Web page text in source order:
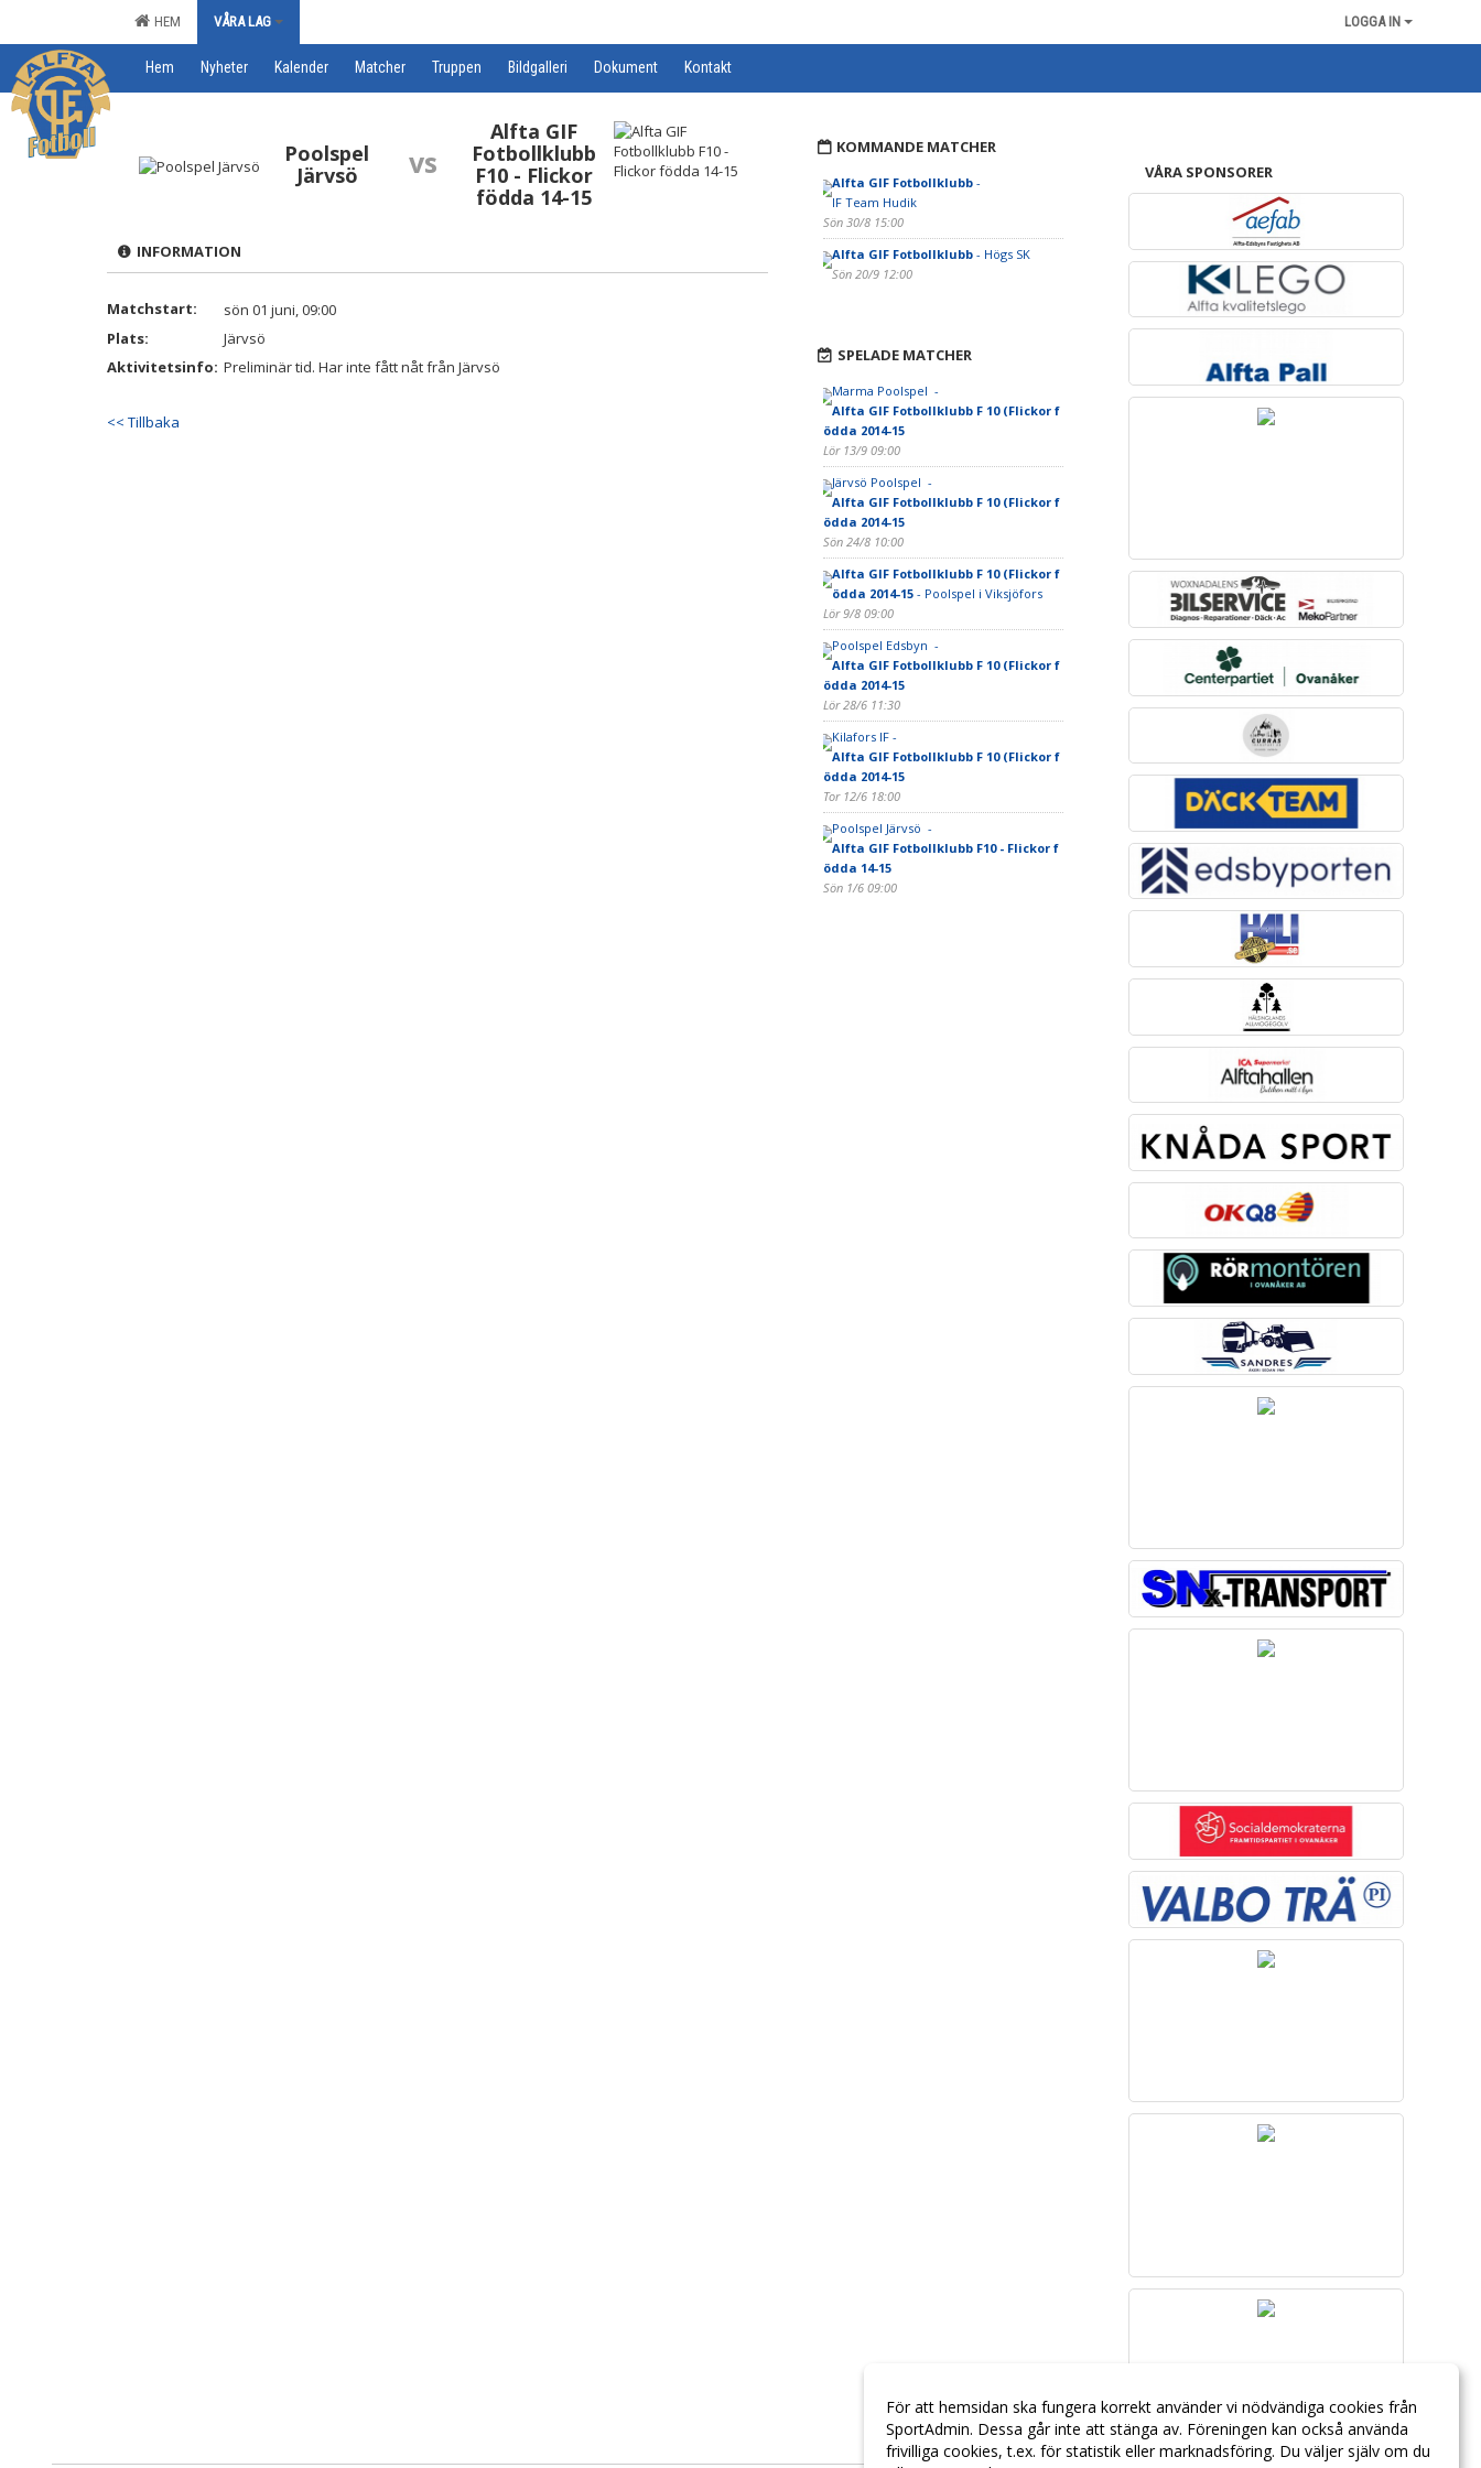
HEM VÅRA LAG LOGGA IN
Hem Nyheter Kalender Matcher Truppen Bildgalleri Dokument Kontakt
Poolspel
Järvsö
vs
Alfta GIF
Fotbollklubb
F10 - Flickor
födda 14-15
INFORMATION
Matchstart:
sön 01 juni, 09:00
Plats:
Järvsö
Aktivitetsinfo: Preliminär tid. Har inte fått nåt från Järvsö
<< Tillbaka
KOMMANDE MATCHER
Alfta GIF Fotbollklubb-
IF Team Hudik
Sön 30/8 15:00
Alfta GIF Fotbollklubb- Högs SK
Sön 20/9 12:00
SPELADE MATCHER
Marma Poolspel -
Alfta GIF Fotbollklubb F 10 (Flickor f
ödda 2014-15
Lör 13/9 09:00
Järvsö Poolspel -
Alfta GIF Fotbollklubb F 10 (Flickor f
ödda 2014-15
Sön 24/8 10:00
Alfta GIF Fotbollklubb F 10 (Flickor f
ödda 2014-15- Poolspel i Viksjöfors
Lör 9/8 09:00
Poolspel Edsbyn -
Alfta GIF Fotbollklubb F 10 (Flickor f
ödda 2014-15
Lör 28/6 11:30
Kilafors IF -
Alfta GIF Fotbollklubb F 10 (Flickor f
ödda 2014-15
Tor 12/6 18:00
Poolspel Järvsö -
Alfta GIF Fotbollklubb F10 - Flickor f
ödda 14-15
Sön 1/6 09:00
VÅRA SPONSORER
För att hemsidan ska fungera korrekt använder vi nödvändiga cookies från
SportAdmin. Dessa går inte att stänga av. Föreningen kan också använda
frivilliga cookies, t.ex. för statistik eller marknadsföring. Du väljer själv om du